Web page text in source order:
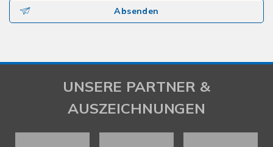
Absenden
UNSERE PARTNER &
AUSZEICHNUNGEN